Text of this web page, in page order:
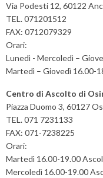
Via Podesti 12, 60122
TEL. 071201512
FAX: 0712079329
Orari:
Lunedì - Mercoledì –
Martedì – Giovedì 16.00-
Centro di Ascolto di
Piazza Duomo 3, 60127
TEL. 071 7231133
FAX: 071-7238225
Orari:
Martedì 16.00-19.00
Mercoledì 16.00-19.00